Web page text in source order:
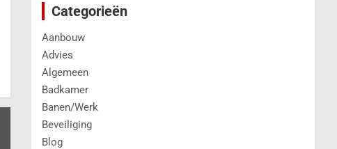
Categorieën
Aanbouw
Advies
Algemeen
Badkamer
Banen/Werk
Beveiliging
Blog